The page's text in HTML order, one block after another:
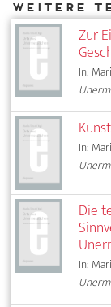
Zur
In:
In:
Die
In: